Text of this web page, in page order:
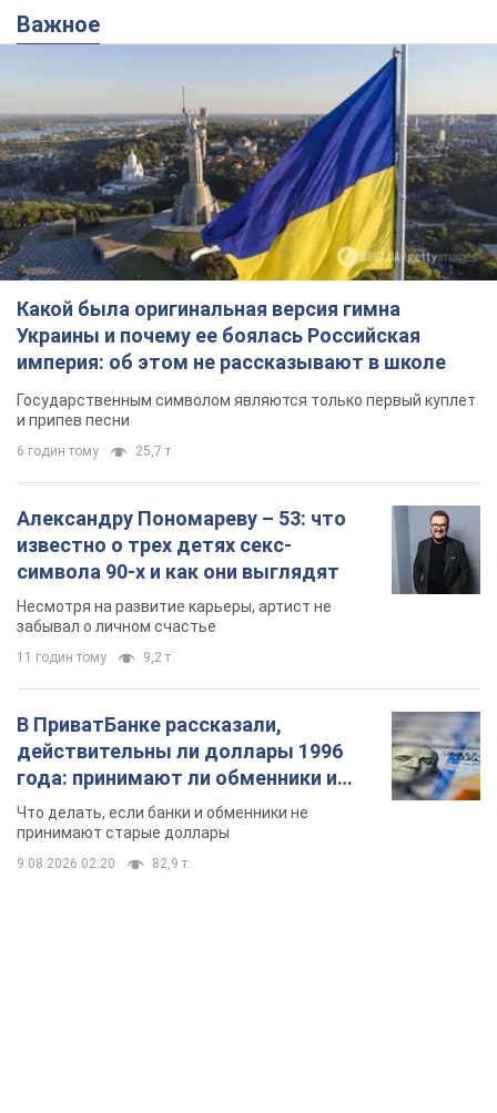
Какой была оригинальная версия гимна
Украины и почему ее боялась Российская
империя: об этом не рассказывают в школе
Государственным символом являются только первый куплет
и припев песни
6 годин тому 25,7 т.
Александру Пономареву – 53: что
известно о трех детях секс-
символа 90-х и как они выглядят
забывал о личном счастье
В ПриватБанке рассказали,
действительны ли доллары 1996
года: принимают ли обменники и
банки такие купюры
принимают старые доллары